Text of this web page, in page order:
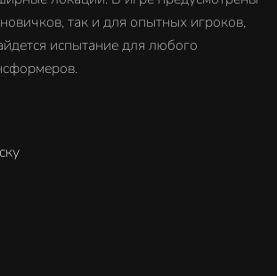
так и для опытных игроков,
испытание для любого